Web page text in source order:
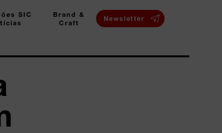
SIC
Brand &
Craft
Newsletter